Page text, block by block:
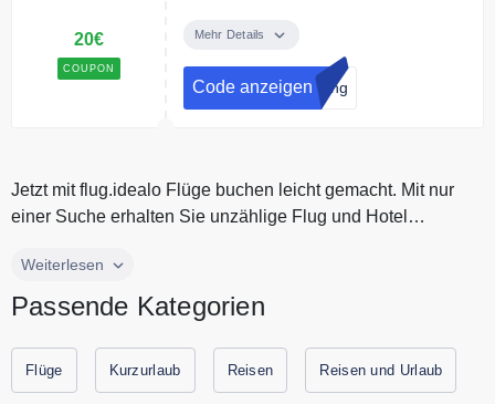
20€
COUPON
Freunde werben
Mehr Details
Code anzeigen lung
Jetzt mit flug.idealo Flüge buchen leicht gemacht. Mit nur
einer Suche erhalten Sie unzählige Flug und Hotel
Jetzt mit flug.idealo Flüge buchen leicht gemacht. Mit nur
Angebote. flug.idealo ist Ihr Vergleichsportal zum Sparen mit
Rabattaktionen von flug.idealo finden Sie immer hier auf
Gutscheine.codes.
Weiterlesen
Passende Kategorien
Flüge Kurzurlaub Reisen Reisen und Urlaub